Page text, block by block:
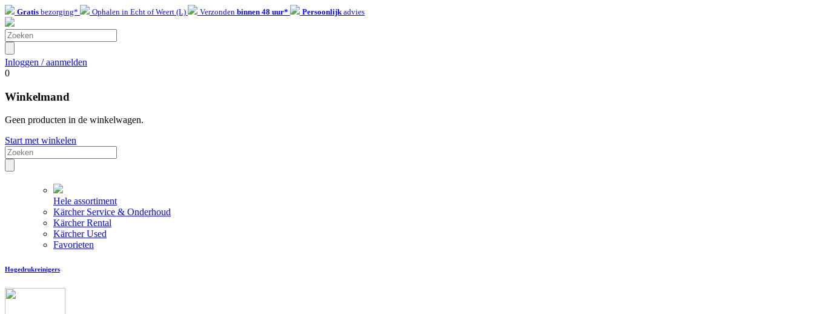
Gratis bezorging* Ophalen in Echt of Weert (L) Verzonden binnen 48 uur* Persoonlijkadvies
Inloggen / aanmelden
0
Winkelmand
Geen producten in de winkelwagen.
Start met winkelen
Hele assortiment
Kärcher Service & Onderhoud
Kärcher Rental
Kärcher Used
Favorieten
Hogedrukreinigers